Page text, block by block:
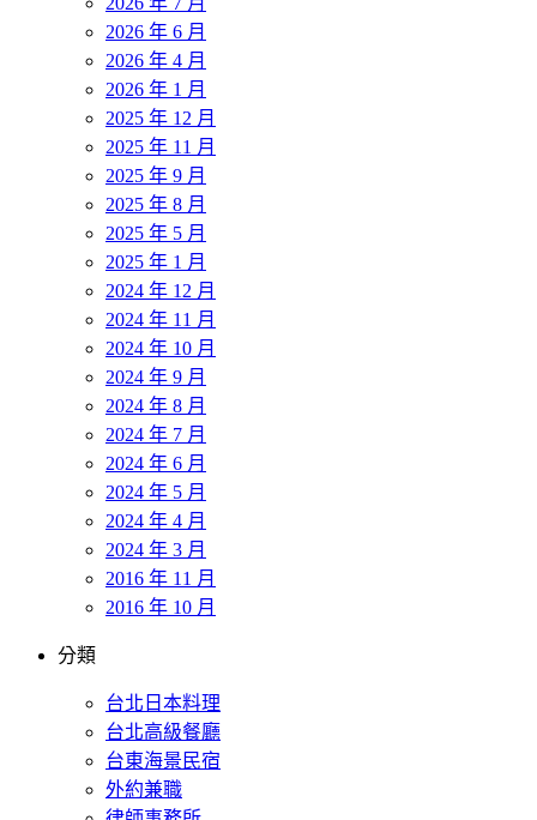
2026 年 6 月
2026 年 4 月
2026 年 1 月
2025 年 12 月
2025 年 11 月
2025 年 9 月
2025 年 8 月
2025 年 5 月
2025 年 1 月
2024 年 12 月
2024 年 11 月
2024 年 10 月
2024 年 9 月
2024 年 8 月
2024 年 7 月
2024 年 6 月
2024 年 5 月
2024 年 4 月
2024 年 3 月
2016 年 11 月
2016 年 10 月
分類
台北日本料理
台北高級餐廳
台東海景民宿
外約兼職